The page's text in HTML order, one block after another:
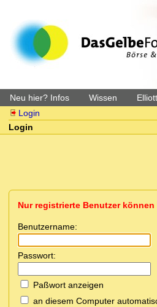
Neu hier? Infos Wissen
Login
Login
Nur registrierte Benutzer
Benutzername:
Passwort:
Paßwort anzeigen
an diesem Computer